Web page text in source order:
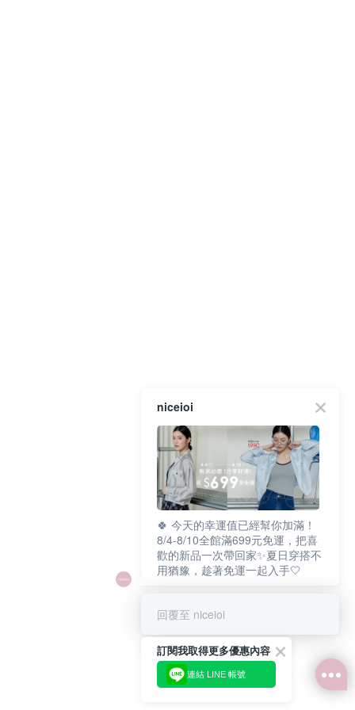
niceioi
🍀 今天的幸運值已經幫你加滿！
8/4-8/10全館滿699元免運，把喜
歡的新品一次帶回家✨夏日穿搭不
用猶豫，趁著免運一起入手🤍
回覆至 niceioi
訂閱我取得更多優惠內容
連結 LINE 帳號